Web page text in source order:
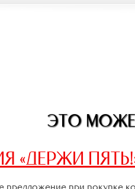
ЭТО
«ДЕРЖИ
предложение при покупке